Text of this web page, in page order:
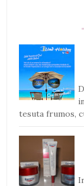
tesuta frumos,